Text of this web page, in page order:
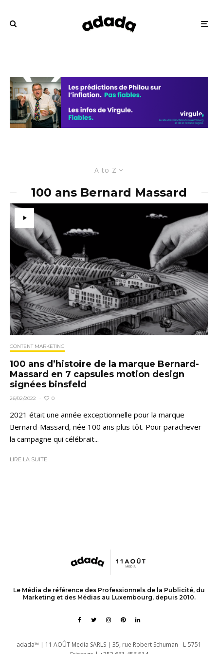
A to Z
100 ans Bernard Massard
CONTENT MARKETING
100 ans d’histoire de la marque Bernard-
Massard en 7 capsules motion design
signées binsfeld
26/02/2022 · 0
2021 était une année exceptionnelle pour la marque
Bernard-Massard, née 100 ans plus tôt. Pour parachever
la campagne qui célébrait...
LIRE LA SUITE
Le Média de référence des Professionnels de la Publicité, du
Marketing et des Médias au Luxembourg, depuis 2010.
adada™ | 11 AOÛT Media SARLS | 35, rue Robert Schuman - L-5751